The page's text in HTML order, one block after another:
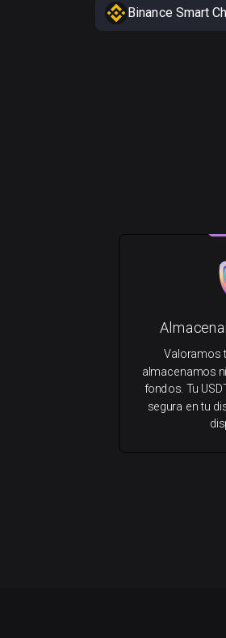
Binance Smart
Valoramos
almacenamos
fondos. Tu
segura en tu